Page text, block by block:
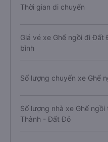
Thời gian di chuyển
Giá vé xe Ghế ngồi đi Đất
bình
Số lượng chuyến xe Ghế
Số lượng nhà xe Ghế ngồi
Thành - Đất Đỏ